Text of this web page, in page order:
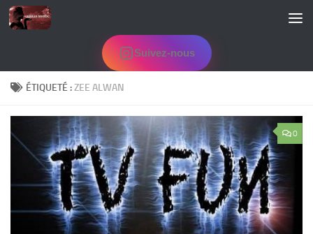
Skip to content
Suivez-nous
ÉTIQUETÉ :ZEE ALWAN
0